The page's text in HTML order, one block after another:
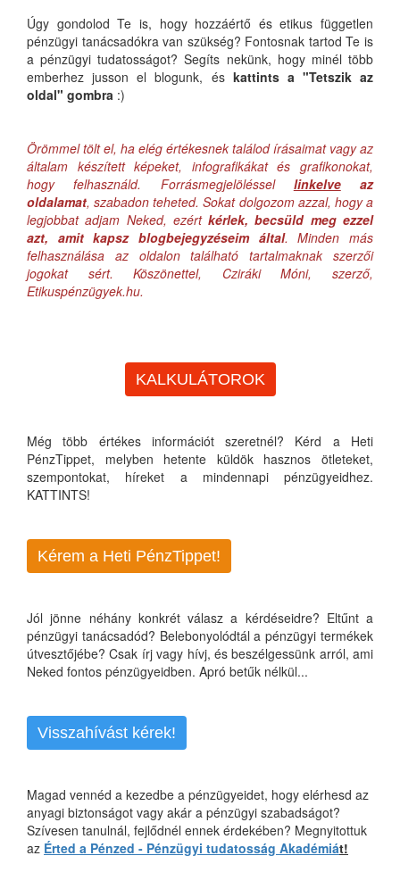
Úgy gondolod Te is, hogy hozzáértő és etikus független
pénzügyi tanácsadókra van szükség? Fontosnak tartod Te is
a pénzügyi tudatosságot? Segíts nekünk, hogy minél több
emberhez jusson el blogunk, és kattints a "Tetszik az
oldal" gombra :)
Örömmel tölt el, ha elég értékesnek találod írásaimat vagy az
általam készített képeket, infografikákat és grafikonokat,
hogy felhasználd. Forrásmegjelöléssel linkelveaz
oldalamat, szabadon teheted. Sokat dolgozom azzal, hogy a
legjobbat adjam Neked, ezértkérlek, becsüld meg ezzel
azt, amit kapsz blogbejegyzéseim által. Minden más
felhasználása az oldalon található tartalmaknak szerzői
jogokat sért. Köszönettel, Cziráki Móni, szerző,
Etikuspénzügyek.hu.
KALKULÁTOROK
Még több értékes információt szeretnél? Kérd a Heti
PénzTippet, melyben hetente küldök hasznos ötleteket,
szempontokat, híreket a mindennapi pénzügyeidhez.
KATTINTS!
Kérem a Heti PénzTippet!
Jól jönne néhány konkrét válasz a kérdéseidre? Eltűnt a
pénzügyi tanácsadód? Belebonyolódtál a pénzügyi termékek
útvesztőjébe? Csak írj vagy hívj, és beszélgessünk arról, ami
Neked fontos pénzügyeidben. Apró betűk nélkül...
Visszahívást kérek!
Magad vennéd a kezedbe a pénzügyeidet, hogy elérhesd az
anyagi biztonságot vagy akár a pénzügyi szabadságot?
Szívesen tanulnál, fejlődnél ennek érdekében? Megnyitottuk
az Érted a Pénzed - Pénzügyi tudatosság Akadémiát!